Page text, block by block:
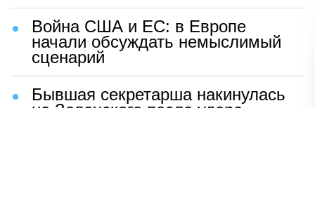
Война США и ЕС: в Европе
начали обсуждать немыслимый
сценарий
Бывшая секретарша накинулась
на Зеленского после удара